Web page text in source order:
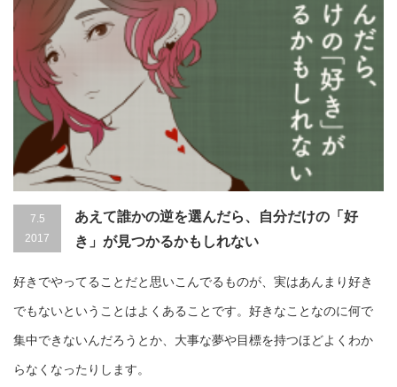
7.5
2017
あえて誰かの逆を選んだら、自分だけの「好
き」が見つかるかもしれない
好きでやってることだと思いこんでるものが、実はあんまり好き
でもないということはよくあることです。好きなことなのに何で
集中できないんだろうとか、大事な夢や目標を持つほどよくわか
らなくなったりします。